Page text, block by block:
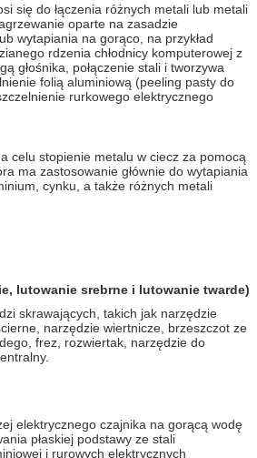
się do łączenia różnych metali lub metali
oparte na zasadzie
wytapiania na gorąco, na przykład
rdzenia chłodnicy komputerowej z
głośnika, połączenie stali i tworzywa
folią aluminiową (peeling pasty do
rurkowego elektrycznego
celu stopienie metalu w ciecz za pomocą
ma zastosowanie głównie do wytapiania
cynku, a także różnych metali
lutowanie srebrne i lutowanie twarde)
skrawających, takich jak narzędzie
narzędzie wiertnicze, brzeszczot ze
frez, rozwiertak, narzędzie do
elektrycznego czajnika na gorącą wodę
płaskiej podstawy ze stali
i rurowych elektrycznych